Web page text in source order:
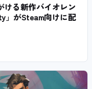
ける新作バイオレン
」がSteam向けに配